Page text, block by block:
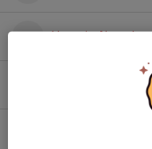
Hasnain Ahmed